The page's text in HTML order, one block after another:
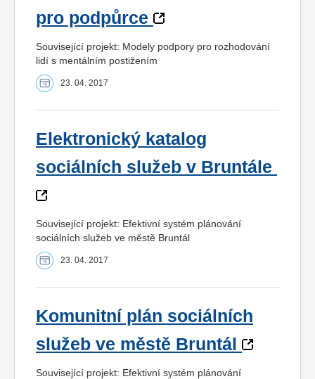
pro podpůrce
Související projekt: Modely podpory pro rozhodování
lidí s mentálním postižením
23. 04. 2017
Elektronický katalog
sociálních služeb v Bruntále
Související projekt: Efektivní systém plánování
sociálních služeb ve městě Bruntál
23. 04. 2017
Komunitní plán sociálních
služeb ve městě Bruntál
Související projekt: Efektivní systém plánování